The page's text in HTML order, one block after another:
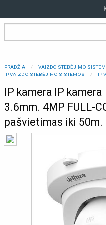
PRADŽIA
VAIZDO STEBĖJIMO
IP VAIZDO STEBĖJIMO SISTEMOS
IP
IP kamera IP
3.6mm. 4MP FULL-
pašvietimas iki 50m.